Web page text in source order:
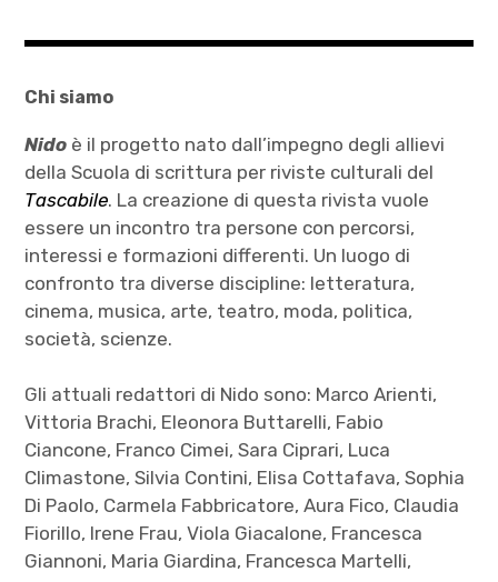
Chi siamo
Nido è il progetto nato dall’impegno degli allievi
della Scuola di scrittura per riviste culturali del
Tascabile. La creazione di questa rivista vuole
essere un incontro tra persone con percorsi,
interessi e formazioni differenti. Un luogo di
confronto tra diverse discipline: letteratura,
cinema, musica, arte, teatro, moda, politica,
società, scienze.
Gli attuali redattori di Nido sono: Marco Arienti,
Vittoria Brachi, Eleonora Buttarelli, Fabio
Ciancone, Franco Cimei, Sara Ciprari, Luca
Climastone, Silvia Contini, Elisa Cottafava, Sophia
Di Paolo, Carmela Fabbricatore, Aura Fico, Claudia
Fiorillo, Irene Frau, Viola Giacalone, Francesca
Giannoni, Maria Giardina, Francesca Martelli,